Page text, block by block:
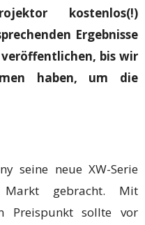
kostenlos(!)
Ergebnisse
bis wir
haben, um die
seine neue XW-Serie
Markt gebracht. Mit
Preispunkt sollte vor